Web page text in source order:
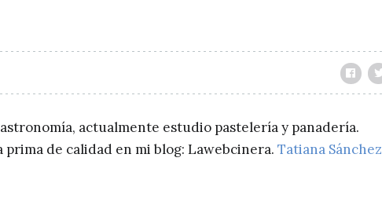
actualmente estudio pastelería y panadería.
de calidad en mi blog: Lawebcinera. Tatiana Sánchez